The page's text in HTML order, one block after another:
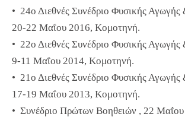
• 24ο Διεθνές Συνέδριο Φυσικής Αγωγής
20-22 Μαΐου 2016, Κομοτηνή.
• 22ο Διεθνές Συνέδριο Φυσικής Αγωγής
9-11 Μαΐου 2014, Κομοτηνή.
• 21ο Διεθνές Συνέδριο Φυσικής Αγωγής
17-19 Μαΐου 2013, Κομοτηνή.
• Συνέδριο Πρώτων Βοηθειών , 22